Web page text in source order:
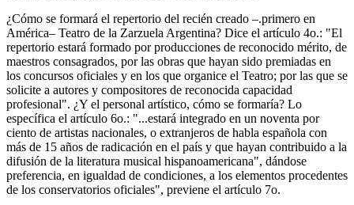
¿Cómo se formará el repertorio del recién creado –.primero en
América– Teatro de la Zarzuela Argentina? Dice el artículo 4o.: "El
repertorio estará formado por producciones de reconocido mérito, de
maestros consagrados, por las obras que hayan sido premiadas en
los concursos oficiales y en los que organice el Teatro; por las que se
solicite a autores y compositores de reconocida capacidad
profesional". ¿Y el personal artístico, cómo se formaría? Lo
específica el artículo 6o.: "...estará integrado en un noventa por
ciento de artistas nacionales, o extranjeros de habla española con
más de 15 años de radicación en el país y que hayan contribuido a la
difusión de la literatura musical hispanoamericana", dándose
preferencia, en igualdad de condiciones, a los elementos procedentes
de los conservatorios oficiales", previene el artículo 7o.